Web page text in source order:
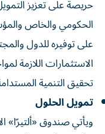
حريصة على تعزيز
الحكومي والخاص
على توفيره للدول
الاستثمارات اللازمة
تحقيق التنمية
تمويل الحلول
ويأتي صندوق «ألتيرّا»